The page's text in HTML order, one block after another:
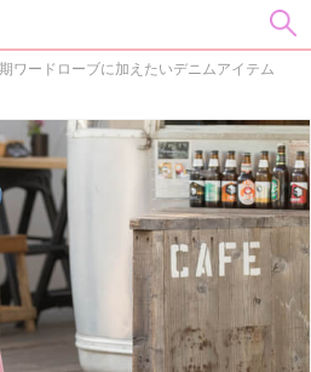
ワードローブに加えたいデニムアイテム